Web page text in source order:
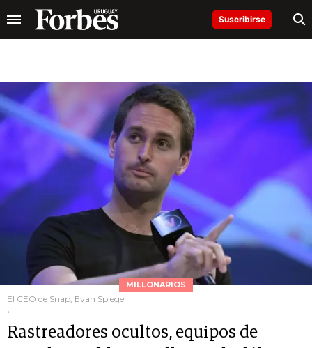
Suscribirse
MILLONARIOS
El CEO de Snap, Evan Spiegel
.
Rastreadores ocultos, equipos de